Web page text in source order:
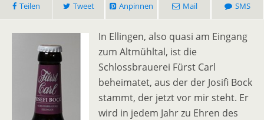
Teilen Tweet Anpinnen Mail SMS
In Ellingen, also quasi am Eingang
zum Altmühltal, ist die
Schlossbrauerei Fürst Carl
beheimatet, aus der der Josifi Bock
stammt, der jetzt vor mir steht. Er
wird in jedem Jahr zu Ehren des